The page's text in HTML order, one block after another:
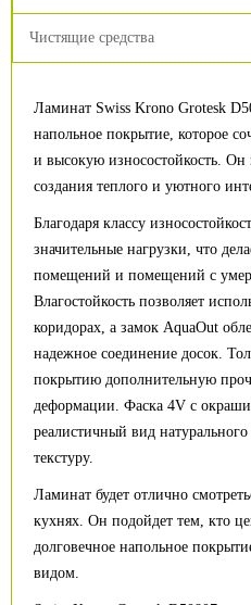
Чистящие средства
Ламинат Swiss Krono Grotesk
напольное покрытие, которое
и высокую износостойкость. Он
создания теплого и уютного
Благодаря классу
значительные нагрузки, что
помещений и помещений с
Влагостойкость позволяет
коридорах, а замок AquaOut
надежное соединение досок.
покрытию дополнительную
деформации. Фаска 4V с
реалистичный вид
текстуру.
Ламинат будет отлично
кухнях. Он подойдет тем, кто
долговечное напольное
видом.